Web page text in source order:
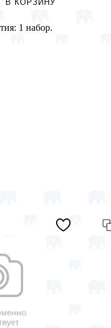
В КОРЗИНУ
1 набор.